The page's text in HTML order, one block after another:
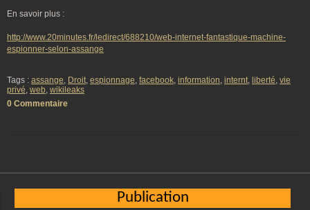
En savoir plus :
http://www.20minutes.fr/ledirect/688210/web-internet-fantastique-machine-
espionner-selon-assange
Tags : assange, Droit, espionnage, facebook, information, internt, liberté, vie
privé, web, wikileaks
0 Commentaire
Publication